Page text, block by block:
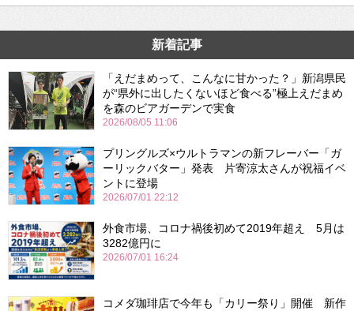
新着記事
「えだまめって、こんなに甘かった？」新潟県民
が“県外に出したくないほど食べる”極上えだまめ
を森のビアガーデンで実食
2026/08/05 11:06
プリングルズ×ウルトラマンの新フレーバー「ガ
ーリックバター」発表 片寄涼太さんが祝福イベ
ントに登場
2026/07/01 22:12
外食市場、コロナ禍後初めて2019年超え 5月は
3282億円に
2026/07/01 16:24
コメダ珈琲店で今年も「カリー祭り」開催 新作